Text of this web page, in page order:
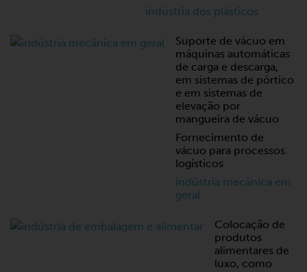
indústria dos plásticos
Suporte de vácuo em
máquinas automáticas
de carga e descarga,
em sistemas de pórtico
e em sistemas de
elevação por
mangueira de vácuo
Fornecimento de
vácuo para processos
logísticos
indústria mecânica em
geral
Colocação de
produtos
alimentares de
luxo, como